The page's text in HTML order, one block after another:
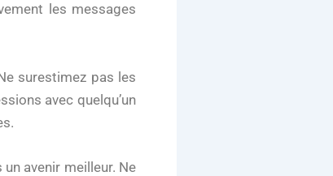
les messages
surestimez pas les
avec quelqu’un
avenir meilleur. Ne